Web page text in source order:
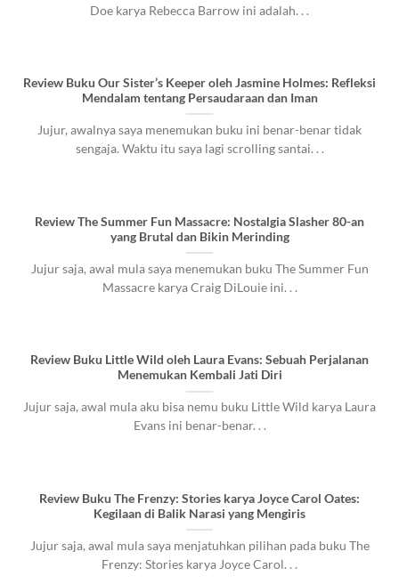
Doe karya Rebecca Barrow ini adalah. . .
Review Buku Our Sister’s Keeper oleh Jasmine Holmes: Refleksi
Mendalam tentang Persaudaraan dan Iman
Jujur, awalnya saya menemukan buku ini benar-benar tidak
sengaja. Waktu itu saya lagi scrolling santai. . .
Review The Summer Fun Massacre: Nostalgia Slasher 80-an
yang Brutal dan Bikin Merinding
Jujur saja, awal mula saya menemukan buku The Summer Fun
Massacre karya Craig DiLouie ini. . .
Review Buku Little Wild oleh Laura Evans: Sebuah Perjalanan
Menemukan Kembali Jati Diri
Jujur saja, awal mula aku bisa nemu buku Little Wild karya Laura
Evans ini benar-benar. . .
Review Buku The Frenzy: Stories karya Joyce Carol Oates:
Kegilaan di Balik Narasi yang Mengiris
Jujur saja, awal mula saya menjatuhkan pilihan pada buku The
Frenzy: Stories karya Joyce Carol. . .